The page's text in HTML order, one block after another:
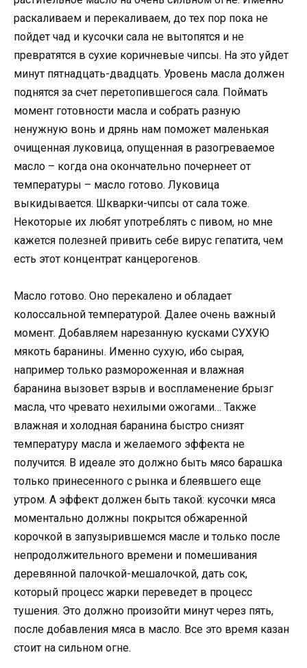
раскаливаем и перекаливаем, до тех пор пока не
пойдет чад и кусочки сала не вытопятся и не
превратятся в сухие коричневые чипсы. На это уйдет
минут пятнадцать-двадцать. Уровень масла должен
поднятся за счет перетопившегося сала. Поймать
момент готовности масла и собрать разную
ненужную вонь и дрянь нам поможет маленькая
очищенная луковица, опущенная в разогреваемое
масло – когда она окончательно почернеет от
температуры – масло готово. Луковица
выкидывается. Шкварки-чипсы от сала тоже.
Некоторые их любят употреблять с пивом, но мне
кажется полезней привить себе вирус гепатита, чем
есть этот концентрат канцерогенов.
Масло готово. Оно перекалено и обладает
колоссальной температурой. Далее очень важный
момент. Добавляем нарезанную кусками СУХУЮ
мякоть баранины. Именно сухую, ибо сырая,
например только размороженная и влажная
баранина вызовет взрыв и воспламенение брызг
масла, что чревато нехилыми ожогами… Также
влажная и холодная баранина быстро снизят
температуру масла и желаемого эффекта не
получится. В идеале это должно быть мясо барашка
только принесенного с рынка и блеявшего еще
утром. А эффект должен быть такой: кусочки мяса
моментально должны покрытся обжаренной
корочкой в запузырившемся масле и только после
непродолжительного времени и помешивания
деревянной палочкой-мешалочкой, дать сок,
который процесс жарки переведет в процесс
тушения. Это должно произойти минут через пять,
после добавления мяса в масло. Все это время казан
стоит на сильном огне.